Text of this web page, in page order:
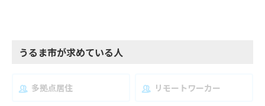
うるま市が求めている人
多拠点居住 リモートワーカー